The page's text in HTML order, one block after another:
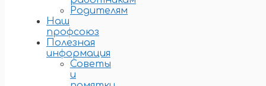
Родителям
Наш
профсоюз
Полезная
информация
Советы
и